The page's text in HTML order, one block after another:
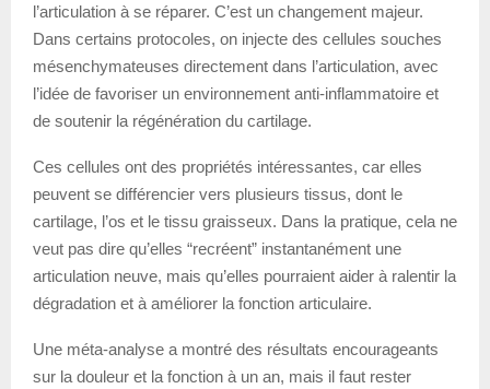
l’articulation à se réparer. C’est un changement majeur.
Dans certains protocoles, on injecte des cellules souches
mésenchymateuses directement dans l’articulation, avec
l’idée de favoriser un environnement anti-inflammatoire et
de soutenir la régénération du cartilage.
Ces cellules ont des propriétés intéressantes, car elles
peuvent se différencier vers plusieurs tissus, dont le
cartilage, l’os et le tissu graisseux. Dans la pratique, cela ne
veut pas dire qu’elles “recréent” instantanément une
articulation neuve, mais qu’elles pourraient aider à ralentir la
dégradation et à améliorer la fonction articulaire.
Une méta-analyse a montré des résultats encourageants
sur la douleur et la fonction à un an, mais il faut rester